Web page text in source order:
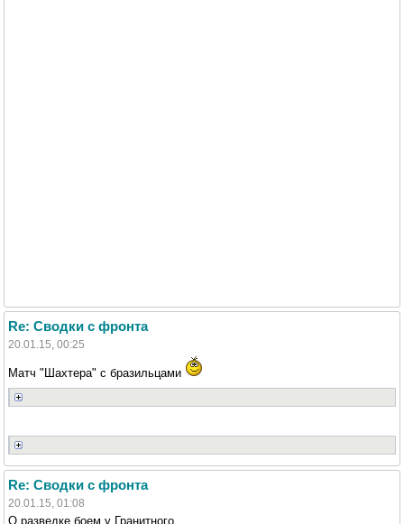
Re: Сводки с фронта
20.01.15, 00:25
Матч "Шахтера" с бразильцами
Re: Сводки с фронта
20.01.15, 01:08
О разведке боем у Гранитного.